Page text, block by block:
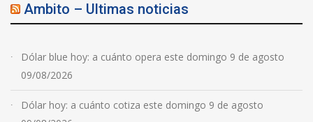
Ambito – Ultimas noticias
Dólar blue hoy: a cuánto opera este domingo 9 de agosto
09/08/2026
Dólar hoy: a cuánto cotiza este domingo 9 de agosto